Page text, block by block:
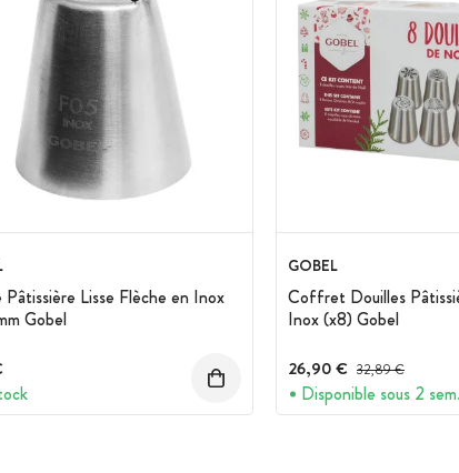
Pâtissière Lisse Flèche en Inox
Gobel
GOBEL
Coffret Douilles
Inox (x8) Gobel
26,90 € Prix avant réduction :
32,89 €
Disponible sous 2 sem.